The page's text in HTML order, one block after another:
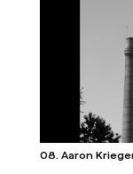
08. Aaron